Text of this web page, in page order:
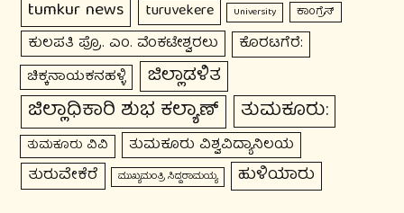
tumkur news turuvekere University ಕಾಂಗ್ರೆಸ್
ಕುಲಪತಿ ಪ್ರೊ. ಎಂ. ವೆಂಕಟೇಶ್ವರಲು ಕೊರಟಗೆರೆ:
ಚಿಕ್ಕನಾಯಕನಹಳ್ಳಿ ಜಿಲ್ಲಾಡಳಿತ
ಜಿಲ್ಲಾಧಿಕಾರಿ ಶುಭ ಕಲ್ಯಾಣ್ ತುಮಕೂರು:
ತುಮಕೂರು ವಿವಿ ತುಮಕೂರು ವಿಶ್ವವಿದ್ಯಾನಿಲಯ
ತುರುವೇಕೆರೆ ಮುಖ್ಯಮಂತ್ರಿ ಸಿದ್ದರಾಮಯ್ಯ ಹುಳಿಯಾರು